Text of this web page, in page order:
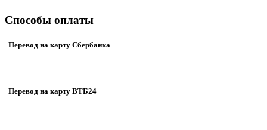
Способы оплаты
Перевод на карту Сбербанка
Перевод на карту ВТБ24